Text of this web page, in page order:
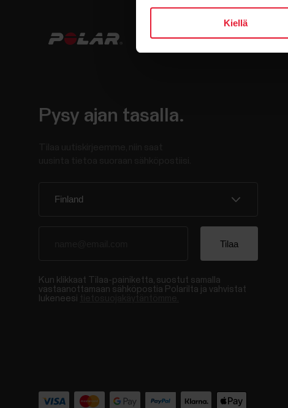
Kiellä
Pysy ajan tasalla.
Kun klikkaat Tilaa-painiketta, suostut samalla
vastaanottamaan sähköpostia Polarilta ja vahvistat
lukeneesi